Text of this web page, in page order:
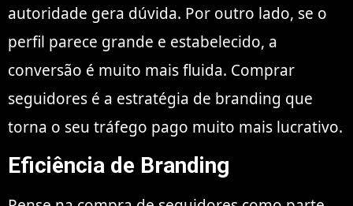
autoridade gera dúvida. Por outro lado, se o
perfil parece grande e estabelecido, a
conversão é muito mais fluida. Comprar
seguidores é a estratégia de branding que
torna o seu tráfego pago muito mais lucrativo.
Eficiência de Branding